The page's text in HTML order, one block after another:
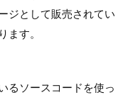
ジとして販売されてい
ます。
るソースコードを使っ